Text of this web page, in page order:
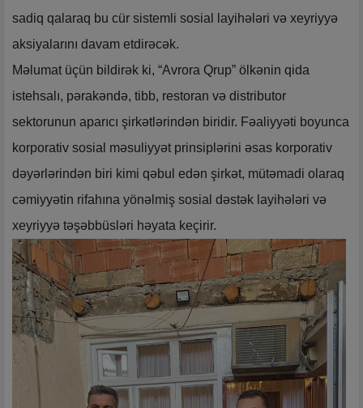
sadiq qalaraq bu cür sistemli sosial layihələri və xeyriyyə
aksiyalarını davam etdirəcək.
Məlumat üçün bildirək ki, “Avrora Qrup” ölkənin qida
istehsalı, pərakəndə, tibb, restoran və distributor
sektorunun aparıcı şirkətlərindən biridir. Fəaliyyəti boyunca
korporativ sosial məsuliyyət prinsiplərini əsas korporativ
dəyərlərindən biri kimi qəbul edən şirkət, mütəmadi olaraq
cəmiyyətin rifahına yönəlmiş sosial dəstək layihələri və
xeyriyyə təşəbbüsləri həyata keçirir.